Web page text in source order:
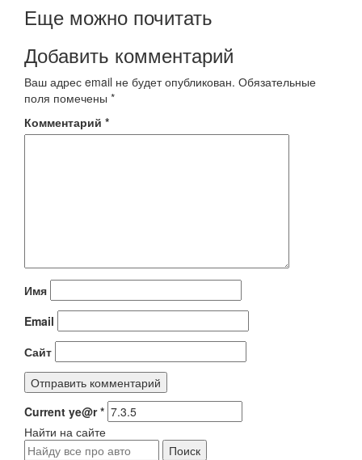
Еще можно почитать
Добавить комментарий
Ваш адрес email не будет опубликован. Обязательные
поля помечены *
Комментарий *
Имя
Email
Сайт
Current ye@r*
Найти на сайте